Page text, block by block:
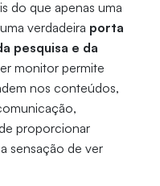
do que apenas uma
verdadeira porta
pesquisa e da
monitor permite
nos conteúdos,
proporcionar
sensação de ver